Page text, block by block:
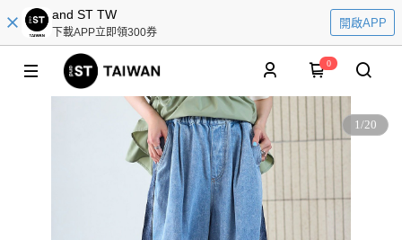
and ST TW
下載APP立即領300券
開啟APP
0
1/20